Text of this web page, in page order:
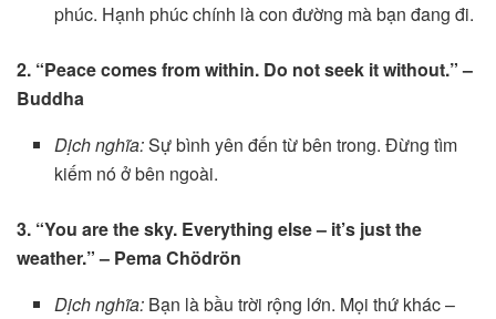
phúc. Hạnh phúc chính là con đường mà bạn đang đi.
2. “Peace comes from within. Do not seek it without.” –
Buddha
Dịch nghĩa:Sự bình yên đến từ bên trong. Đừng tìm
kiếm nó ở bên ngoài.
3. “You are the sky. Everything else – it’s just the
weather.” – Pema Chödrön
Dịch nghĩa: Bạn là bầu trời rộng lớn. Mọi thứ khác –